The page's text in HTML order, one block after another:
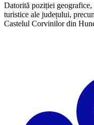
Datorită poziției geografice,
turistice ale județului,
Castelul Corvinilor din